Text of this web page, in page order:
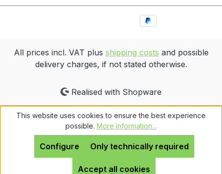
All prices incl. VAT plus shipping costs and possible
delivery charges, if not stated otherwise.
Realised with Shopware
This website uses cookies to ensure the best experience
possible. More information...
Only technically required
Configure
Accept all cookies